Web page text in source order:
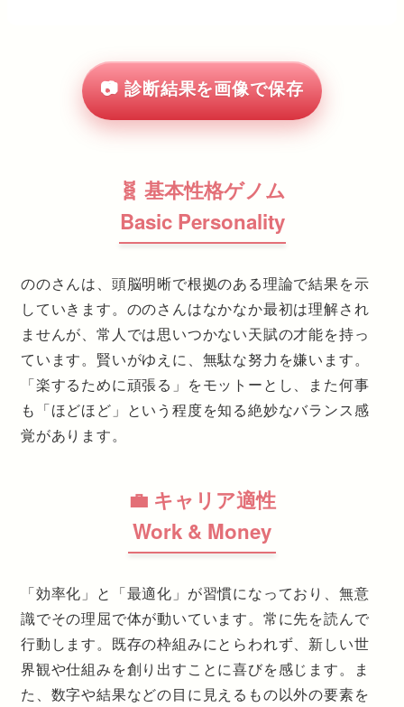
📷 診断結果を画像で保存
🧬 基本性格ゲノム
Basic Personality
ののさんは、頭脳明晰で根拠のある理論で結果を示
していきます。ののさんはなかなか最初は理解され
ませんが、常人では思いつかない天賦の才能を持っ
ています。賢いがゆえに、無駄な努力を嫌います。
「楽するために頑張る」をモットーとし、また何事
も「ほどほど」という程度を知る絶妙なバランス感
覚があります。
💼 キャリア適性
Work & Money
「効率化」と「最適化」が習慣になっており、無意
識でその理屈で体が動いています。常に先を読んで
行動します。既存の枠組みにとらわれず、新しい世
界観や仕組みを創り出すことに喜びを感じます。ま
た、数字や結果などの目に見えるもの以外の要素を